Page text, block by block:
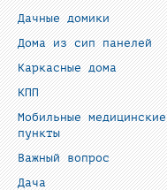
Дачные домики
Дома из сип панелей
Каркасные дома
КПП
Мобильные медицинские
пункты
Важный вопрос
Дача